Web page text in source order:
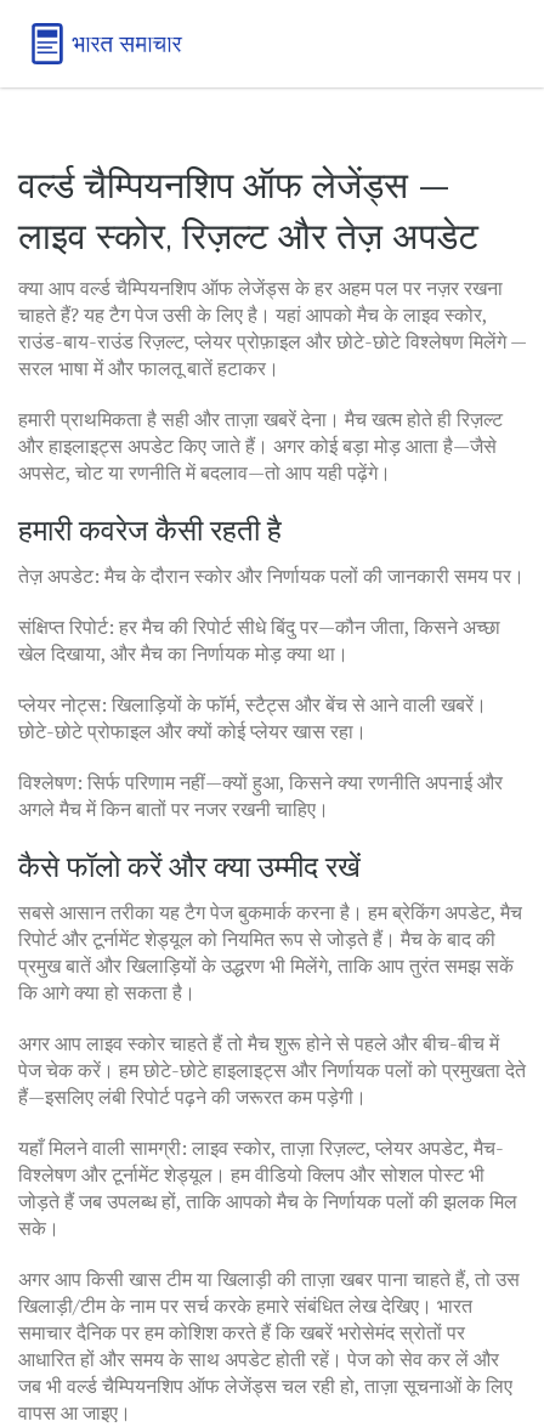
वर्ल्ड चैम्पियनशिप ऑफ लेजेंड्स —
लाइव स्कोर, रिज़ल्ट और तेज़ अपडेट
क्या आप वर्ल्ड चैम्पियनशिप ऑफ लेजेंड्स के हर अहम पल पर नज़र रखना
चाहते हैं? यह टैग पेज उसी के लिए है। यहां आपको मैच के लाइव स्कोर,
राउंड-बाय-राउंड रिज़ल्ट, प्लेयर प्रोफ़ाइल और छोटे-छोटे विश्लेषण मिलेंगे —
सरल भाषा में और फालतू बातें हटाकर।
हमारी प्राथमिकता है सही और ताज़ा खबरें देना। मैच खत्म होते ही रिज़ल्ट
और हाइलाइट्स अपडेट किए जाते हैं। अगर कोई बड़ा मोड़ आता है—जैसे
अपसेट, चोट या रणनीति में बदलाव—तो आप यही पढ़ेंगे।
हमारी कवरेज कैसी रहती है
तेज़ अपडेट: मैच के दौरान स्कोर और निर्णायक पलों की जानकारी समय पर।
संक्षिप्त रिपोर्ट: हर मैच की रिपोर्ट सीधे बिंदु पर—कौन जीता, किसने अच्छा
खेल दिखाया, और मैच का निर्णायक मोड़ क्या था।
प्लेयर नोट्स: खिलाड़ियों के फॉर्म, स्टैट्स और बेंच से आने वाली खबरें।
छोटे-छोटे प्रोफाइल और क्यों कोई प्लेयर खास रहा।
विश्लेषण: सिर्फ परिणाम नहीं—क्यों हुआ, किसने क्या रणनीति अपनाई और
अगले मैच में किन बातों पर नजर रखनी चाहिए।
कैसे फॉलो करें और क्या उम्मीद रखें
सबसे आसान तरीका यह टैग पेज बुकमार्क करना है। हम ब्रेकिंग अपडेट, मैच
रिपोर्ट और टूर्नामेंट शेड्यूल को नियमित रूप से जोड़ते हैं। मैच के बाद की
प्रमुख बातें और खिलाड़ियों के उद्धरण भी मिलेंगे, ताकि आप तुरंत समझ सकें
कि आगे क्या हो सकता है।
अगर आप लाइव स्कोर चाहते हैं तो मैच शुरू होने से पहले और बीच-बीच में
पेज चेक करें। हम छोटे-छोटे हाइलाइट्स और निर्णायक पलों को प्रमुखता देते
हैं—इसलिए लंबी रिपोर्ट पढ़ने की जरूरत कम पड़ेगी।
यहाँ मिलने वाली सामग्री: लाइव स्कोर, ताज़ा रिज़ल्ट, प्लेयर अपडेट, मैच-
विश्लेषण और टूर्नामेंट शेड्यूल। हम वीडियो क्लिप और सोशल पोस्ट भी
जोड़ते हैं जब उपलब्ध हों, ताकि आपको मैच के निर्णायक पलों की झलक मिल
सके।
अगर आप किसी खास टीम या खिलाड़ी की ताज़ा खबर पाना चाहते हैं, तो उस
खिलाड़ी/टीम के नाम पर सर्च करके हमारे संबंधित लेख देखिए। भारत
समाचार दैनिक पर हम कोशिश करते हैं कि खबरें भरोसेमंद स्रोतों पर
आधारित हों और समय के साथ अपडेट होती रहें। पेज को सेव कर लें और
जब भी वर्ल्ड चैम्पियनशिप ऑफ लेजेंड्स चल रही हो, ताज़ा सूचनाओं के लिए
वापस आ जाइए।